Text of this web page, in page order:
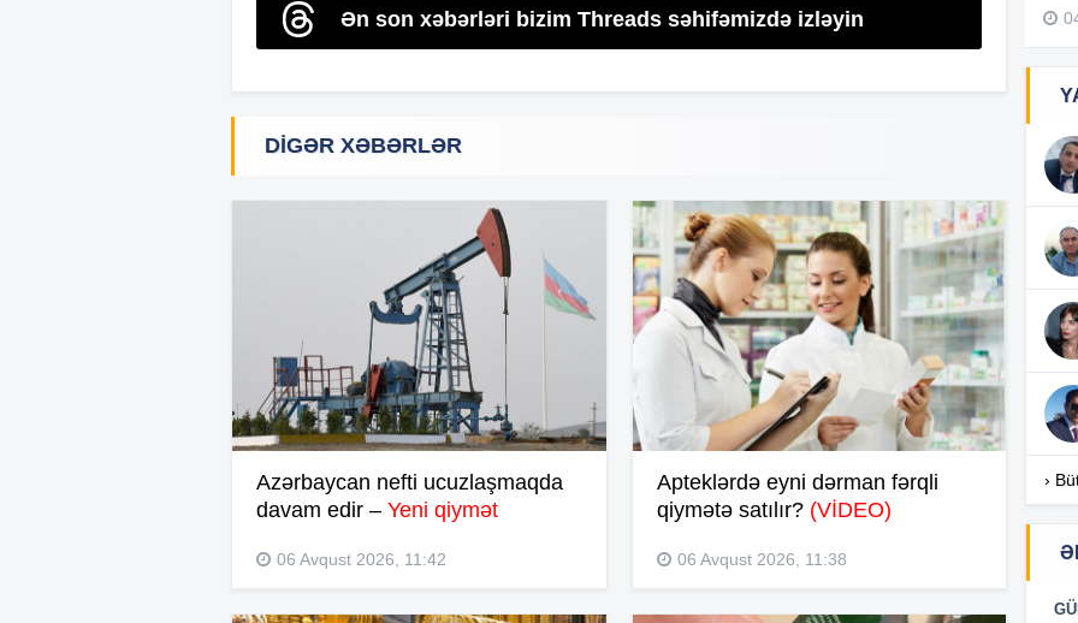
Ən son xəbərləri bizim Threads səhifəmizdə izləyin
DIGƏR XƏBƏRLƏR
Azərbaycan nefti ucuzlaşmaqda
davam edir – Yeni qiymət
06 Avqust 2026, 11:42
Apteklərdə eyni dərman fərqli
qiymətə satılır? (VİDEO)
06 Avqust 2026, 11:38
›